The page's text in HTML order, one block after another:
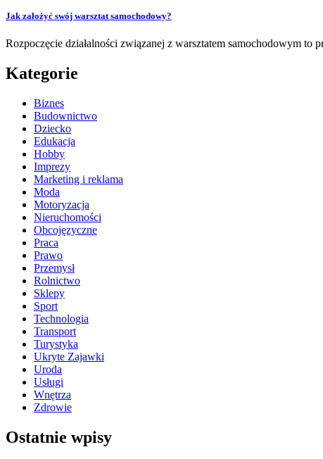
Jak założyć swój warsztat samochodowy?
Rozpoczęcie działalności związanej z warsztatem samochodowym
Kategorie
Biznes
Budownictwo
Dziecko
Edukacja
Hobby
Imprezy
Marketing i reklama
Moda
Motoryzacja
Nieruchomości
Obcojęzyczne
Praca
Prawo
Przemysł
Rolnictwo
Sklepy
Sport
Technologia
Transport
Turystyka
Ukryte Zajawki
Uroda
Usługi
Wnętrza
Zdrowie
Ostatnie wpisy